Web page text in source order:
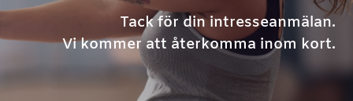
Tack för din intresseanmälan.
Vi kommer att återkomma inom kort.